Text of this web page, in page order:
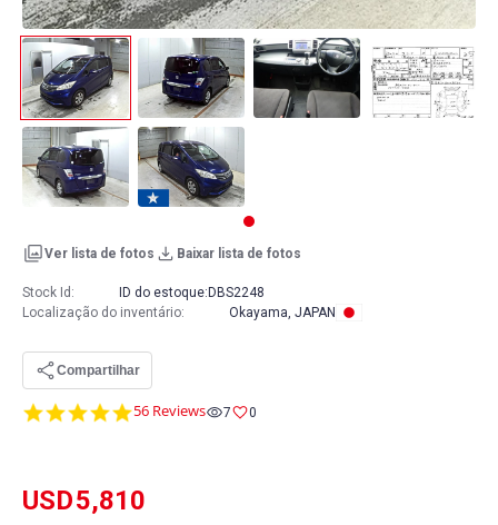
Ver lista de fotos Baixar lista de fotos
4.8
56 Reviews 7 0
USD5,810
Stock Id: ID do estoque: DBS2248
Localização do inventário: Okayama, JAPAN
Compartilhar